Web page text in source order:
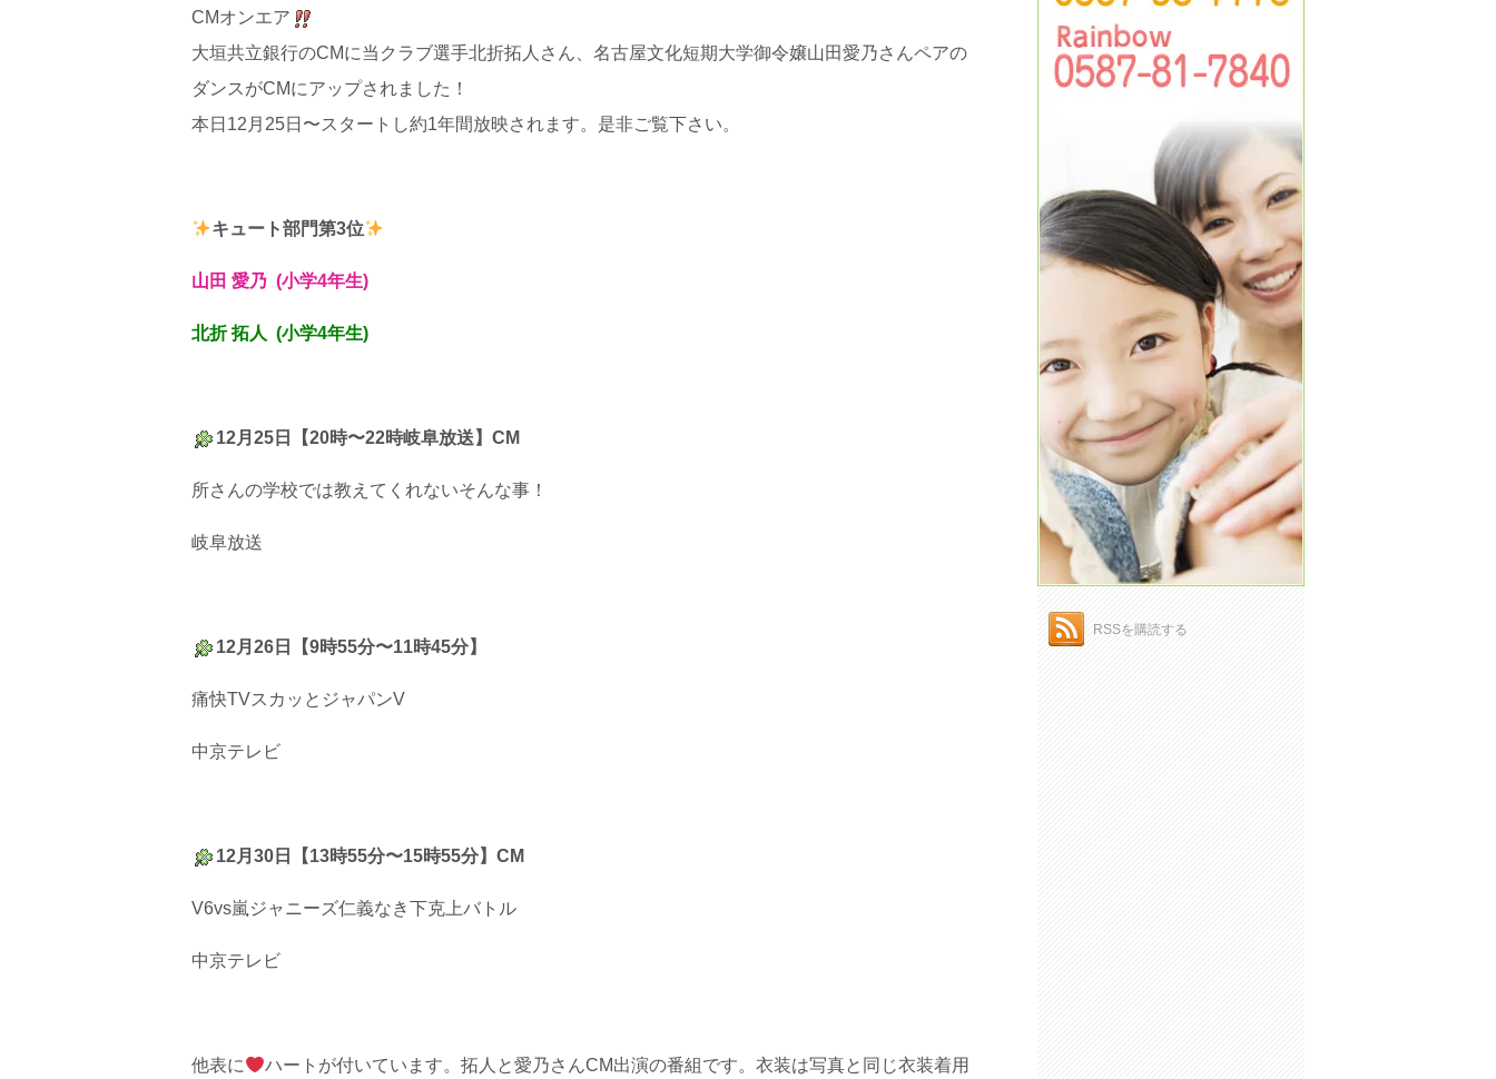
CMオンエア
大垣共立銀行のCMに当クラブ選手北折拓人さん、名古屋文化短期大学御令嬢山田愛乃さんペアの
ダンスがCMにアップされました！
本日12月25日〜スタートし約1年間放映されます。是非ご覧下さい。
キュート部門第3位
山田 愛乃 (小学4年生)
北折 拓人 (小学4年生)
12月25日【20時〜22時岐阜放送】CM
所さんの学校では教えてくれないそんな事！
岐阜放送
12月26日【9時55分〜11時45分】
痛快TVスカッとジャパンV
中京テレビ
12月30日【13時55分〜15時55分】CM
V6vs嵐ジャニーズ仁義なき下克上バトル
中京テレビ
他表に
ハートが付いています。拓人と愛乃さんCM出演の番組です。衣装は写真と同じ衣装着用
RSSを購読する